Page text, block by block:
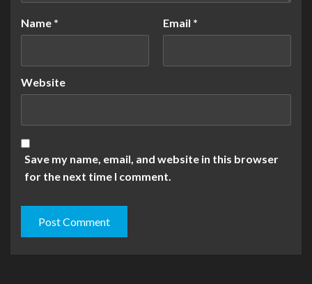
Name * Email *
Website
Save my name, email, and website in this browser
for the next time I comment.